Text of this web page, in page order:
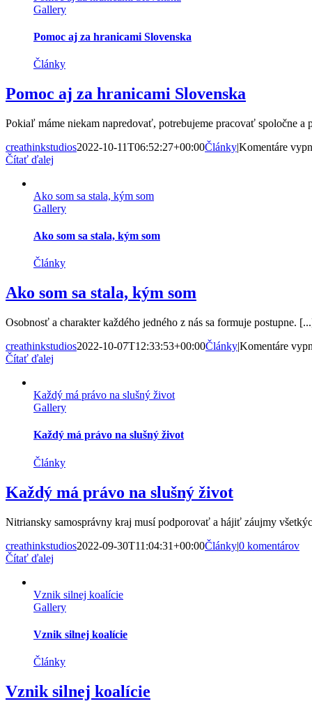
Gallery
Pomoc aj za hranicami Slovenska
Články
Pomoc aj za hranicami Slovenska
Pokiaľ máme niekam napredovať, potrebujeme pracovať spoločne a
creathinkstudios2022-10-11T06:52:27+00:00Články|Komentáre
Čítať ďalej
Ako som sa stala, kým som
Gallery
Ako som sa stala, kým som
Články
Ako som sa stala, kým som
Osobnosť a charakter každého jedného z nás sa formuje postupne.
creathinkstudios2022-10-07T12:33:53+00:00Články|Komentáre
Čítať ďalej
Každý má právo na slušný život
Gallery
Každý má právo na slušný život
Články
Každý má právo na slušný život
Nitriansky samosprávny kraj musí podporovať a hájiť záujmy
creathinkstudios2022-09-30T11:04:31+00:00Články|0 komentárov
Čítať ďalej
Vznik silnej koalície
Gallery
Vznik silnej koalície
Články
Vznik silnej koalície